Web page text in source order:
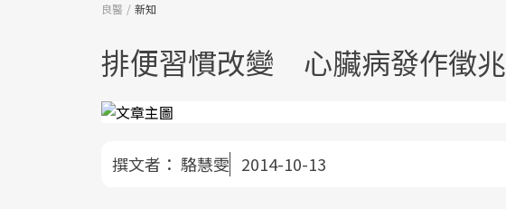
良醫 新知
排便習慣改變 心臟病發作徵兆
撰文者： 駱慧雯 2014-10-13